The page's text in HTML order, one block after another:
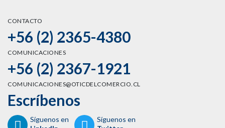
CONTACTO
+56 (2) 2365-4380
COMUNICACIONES
+56 (2) 2367-1921
COMUNICACIONES@OTICDELCOMERCIO.CL
Escríbenos
Síguenos en
Síguenos en